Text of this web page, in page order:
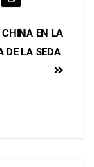
CHINA EN LA
DE LA SEDA